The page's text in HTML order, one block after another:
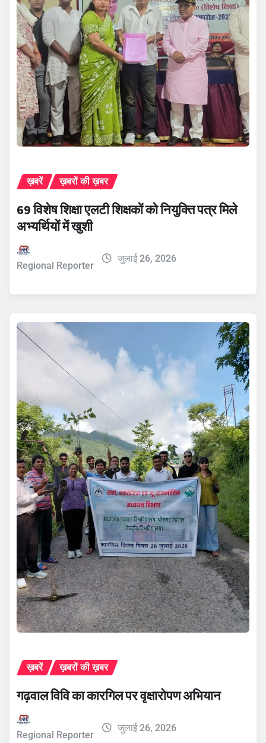
ख़बरें ख़बरों की ख़बर
69 विशेष शिक्षा एलटी शिक्षकों को नियुक्ति पत्र मिले
अभ्यर्थियों में खुशी
Regional Reporter
जुलाई 26, 2026
ख़बरें ख़बरों की ख़बर
गढ़वाल विवि का कारगिल पर वृक्षारोपण अभियान
Regional Reporter
जुलाई 26, 2026